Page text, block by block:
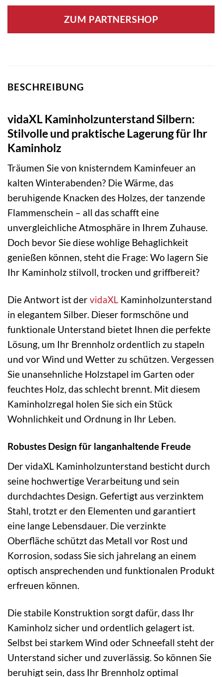
ZUM PARTNERSHOP
BESCHREIBUNG
vidaXL Kaminholzunterstand Silbern:
Stilvolle und praktische Lagerung für Ihr
Kaminholz
Träumen Sie von knisterndem Kaminfeuer an
kalten Winterabenden? Die Wärme, das
beruhigende Knacken des Holzes, der tanzende
Flammenschein – all das schafft eine
unvergleichliche Atmosphäre in Ihrem Zuhause.
Doch bevor Sie diese wohlige Behaglichkeit
genießen können, steht die Frage: Wo lagern Sie
Ihr Kaminholz stilvoll, trocken und griffbereit?
Die Antwort ist dervidaXL Kaminholzunterstand
in elegantem Silber. Dieser formschöne und
funktionale Unterstand bietet Ihnen die perfekte
Lösung, um Ihr Brennholz ordentlich zu stapeln
und vor Wind und Wetter zu schützen. Vergessen
Sie unansehnliche Holzstapel im Garten oder
feuchtes Holz, das schlecht brennt. Mit diesem
Kaminholzregal holen Sie sich ein Stück
Wohnlichkeit und Ordnung in Ihr Leben.
Robustes Design für langanhaltende Freude
Der vidaXL Kaminholzunterstand besticht durch
seine hochwertige Verarbeitung und sein
durchdachtes Design. Gefertigt aus verzinktem
Stahl, trotzt er den Elementen und garantiert
eine lange Lebensdauer. Die verzinkte
Oberfläche schützt das Metall vor Rost und
Korrosion, sodass Sie sich jahrelang an einem
optisch ansprechenden und funktionalen Produkt
erfreuen können.
Die stabile Konstruktion sorgt dafür, dass Ihr
Kaminholz sicher und ordentlich gelagert ist.
Selbst bei starkem Wind oder Schneefall steht der
Unterstand sicher und zuverlässig. So können Sie
beruhigt sein, dass Ihr Brennholz optimal